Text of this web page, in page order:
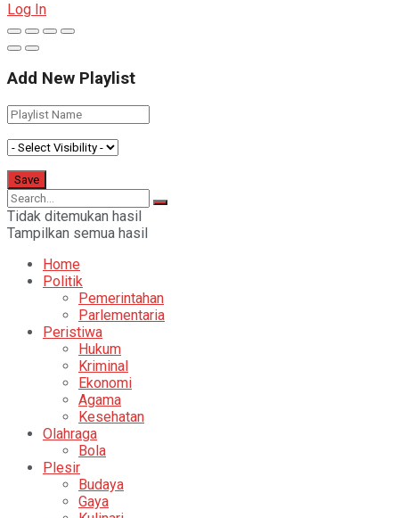
Log In
Add New Playlist
Tidak ditemukan hasil
Tampilkan semua hasil
Home
Politik
Pemerintahan
Parlementaria
Peristiwa
Hukum
Kriminal
Ekonomi
Agama
Kesehatan
Olahraga
Bola
Plesir
Budaya
Gaya